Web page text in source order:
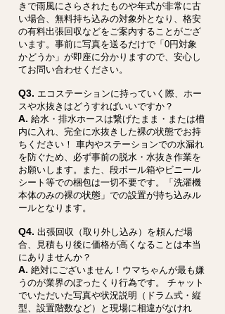
きで雨風にさらされたものや年式が非常に古
い場合、無料持ち込みの対象外となり、格安
の有料出張回収などをご案内することがござ
います。事前に写真を送るだけで「0円対象
かどうか」が即座に分かりますので、安心し
てお問い合わせください。
Q3. エコステーションに持っていく際、ホー
スや水抜きはどうすればいいですか？
A. 給水・排水ホースは繋げたまま・または槽
内に入れ、完全に水抜きした裸の状態でお持
ちください！ 車内やステーションでの水漏れ
を防ぐため、必ず事前の脱水・水抜き作業を
お願いします。また、段ボール箱やビニール
シート等での梱包は一切不要です。「洗濯機
本体のみの裸の状態」での設置が持ち込みル
ールとなります。
Q4. 出張回収（取り外し込み）を頼んだ場
合、見積もり後に価格が高くなることは本当
にありませんか？
A. 絶対にございません！ウマちゃんが最も嫌
うのが業界のぼったくり行為です。 チャット
でいただいた写真や状況説明（ドラム式・縦
型、設置階数など）と現場に相違がなけれ